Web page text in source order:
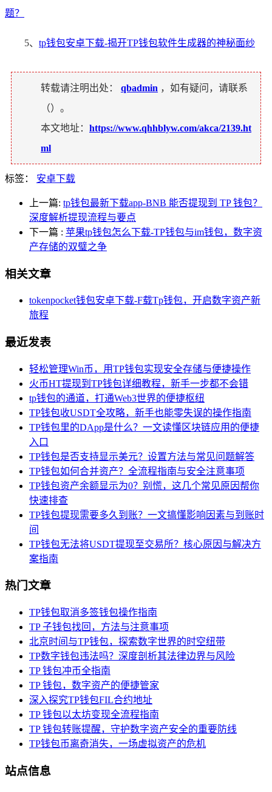
题？
5、 tp钱包安卓下载-揭开TP钱包软件生成器的神秘面纱
转载请注明出处： qbadmin ，如有疑问，请联系
（）。
本文地址： https://www.qhhblyw.com/akca/2139.ht
ml
标签： 安卓下载
上一篇: tp钱包最新下载app-BNB 能否提现到 TP 钱包？
深度解析提现流程与要点
下一篇 : 苹果tp钱包怎么下载-TP钱包与im钱包，数字资
产存储的双璧之争
相关文章
tokenpocket钱包安卓下载-F载Tp钱包，开启数字资产新
旅程
最近发表
轻松管理Win币，用TP钱包实现安全存储与便捷操作
火币HT提现到TP钱包详细教程，新手一步都不会错
tp钱包的通道，打通Web3世界的便捷枢纽
TP钱包收USDT全攻略，新手也能零失误的操作指南
TP钱包里的DApp是什么？一文读懂区块链应用的便捷
入口
TP钱包是否支持显示美元？设置方法与常见问题解答
TP钱包如何合并资产？全流程指南与安全注意事项
TP钱包资产余额显示为0？别慌，这几个常见原因帮你
快速排查
TP钱包提现需要多久到账？一文搞懂影响因素与到账时
间
TP钱包无法将USDT提现至交易所？核心原因与解决方
案指南
热门文章
TP钱包取消多签钱包操作指南
TP 子钱包找回，方法与注意事项
北京时间与TP钱包，探索数字世界的时空纽带
TP数字钱包违法吗？深度剖析其法律边界与风险
TP 钱包冲币全指南
TP 钱包，数字资产的便捷管家
深入探究TP钱包FIL合约地址
TP 钱包以太坊变现全流程指南
TP 钱包转账提醒，守护数字资产安全的重要防线
TP钱包币离奇消失，一场虚拟资产的危机
站点信息